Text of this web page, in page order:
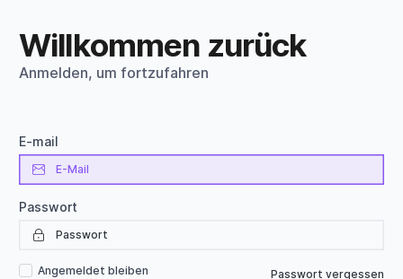
Willkommen zurück
Anmelden, um fortzufahren
E-mail
Passwort
Angemeldet bleiben Passwort vergessen